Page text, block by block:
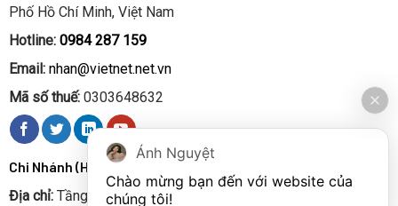
Phố Hồ Chí Minh, Việt Nam
Hotline: 0984 287 159
Email: nhan@vietnet.net.vn
Mã số thuế:0303648632
Chi Nhánh (Hà Nội):
Địa chỉ:Tầng 6 số 52 Chùa Hà, Phường Quan Hoa, Quận Cầu
Ánh Nguyệt
Chào mừng bạn đến với website của
chúng tôi!